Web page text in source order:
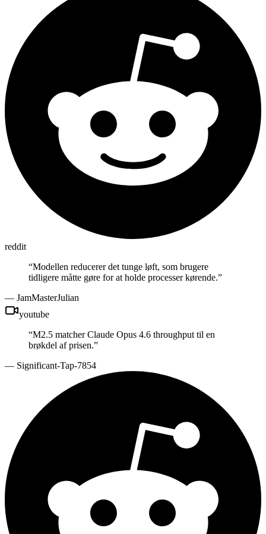
reddit
“Modellen reducerer det tunge løft, som brugere
tidligere måtte gøre for at holde processer kørende.”
— JamMasterJulian
youtube
“M2.5 matcher Claude Opus 4.6 throughput til en
brøkdel af prisen.”
— Significant-Tap-7854